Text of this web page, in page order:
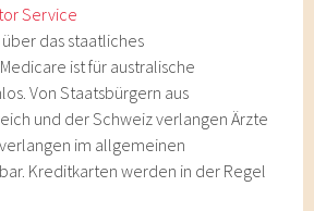
Service
das staatliches
ist für australische
Von Staatsbürgern aus
und der Schweiz verlangen Ärzte
im allgemeinen
Kreditkarten werden in der Regel